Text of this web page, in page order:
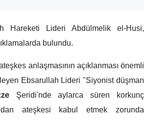
Hareketi Lideri Abdülmelik el-Husi,
bulundu.
anlaşmasının açıklanması önemli
Ebsarullah Lideri "Siyonist düşman
Şeridi'nde aylarca süren korkunç
ateşkesi kabul etmek zorunda